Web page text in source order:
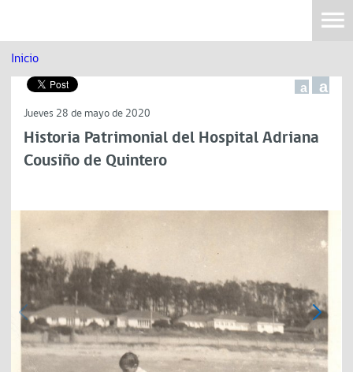
Inicio
a a
Jueves 28 de mayo de 2020
Historia Patrimonial del Hospital Adriana
Cousiño de Quintero